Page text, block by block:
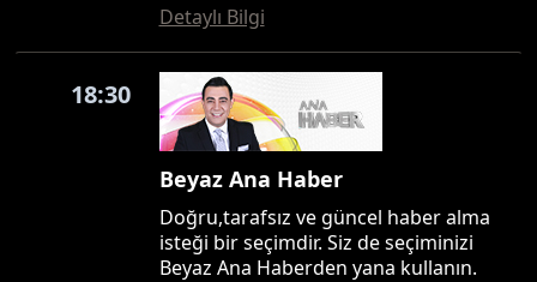
Detaylı Bilgi
18:30
Beyaz Ana Haber
Doğru,tarafsız ve güncel haber alma
isteği bir seçimdir. Siz de seçiminizi
Beyaz Ana Haberden yana kullanın.